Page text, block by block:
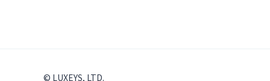
©︎ LUXEYS, LTD.